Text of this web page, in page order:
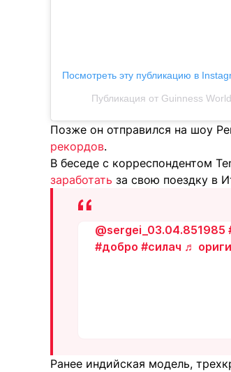
Посмотреть эту публикацию в
Публикация от Guinness
Позже он отправился на шоу
рекордов.
В беседе с корреспондентом
заработать за свою поездку в
@sergei_03.04.851985
#добро #силач ♬
Ранее индийская модель,